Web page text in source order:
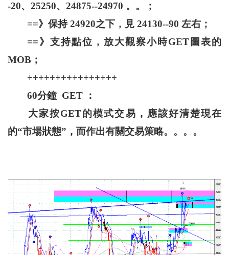
-20、25250、24875--24970 。。；
==》保持 24920之下，見 24130--90 左右；
==》支持點位，放大觀察小時GET圖表的
MOB；
++++++++++++++++
60分鐘 GET ：
大家按GET的模式交易，應該好清楚現在
的“市場狀態”，而作出有關交易策略。。。。